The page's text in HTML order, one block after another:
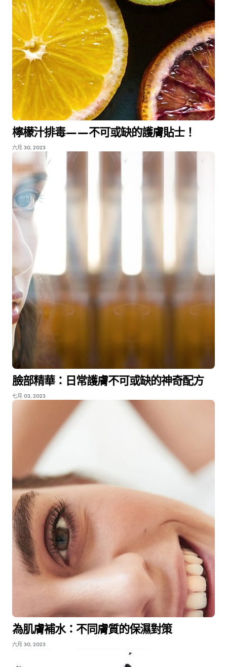
檸檬汁排毒——不可或缺的護膚貼士！
六月 30, 2023
臉部精華：日常護膚不可或缺的神奇配方
七月 03, 2023
為肌膚補水：不同膚質的保濕對策
六月 30, 2023